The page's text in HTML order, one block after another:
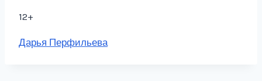
12+
Метки
Дарья Перфильева